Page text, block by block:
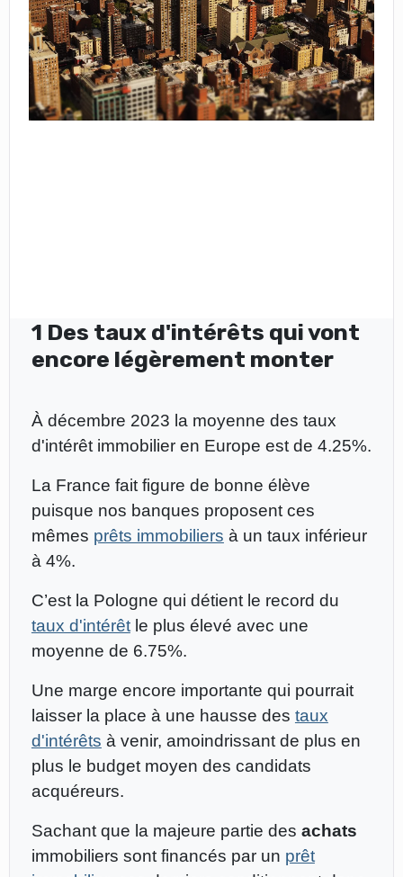
1 Des taux d'intérêts qui vont
encore légèrement monter
À décembre 2023 la moyenne des taux
d'intérêt immobilier en Europe est de 4.25%.
La France fait figure de bonne élève
puisque nos banques proposent ces
mêmes prêts immobiliers à un taux inférieur
à 4%.
C’est la Pologne qui détient le record du
taux d'intérêtle plus élevé avec une
moyenne de 6.75%.
Une marge encore importante qui pourrait
laisser la place à une hausse des taux
d'intérêts à venir, amoindrissant de plus en
plus le budget moyen des candidats
acquéreurs.
Sachant que la majeure partie des achats
immobiliers sont financés par un prêt